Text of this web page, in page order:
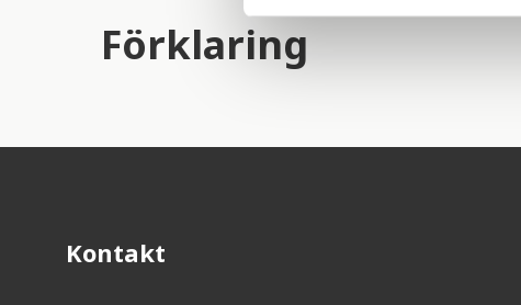
e
l
e
Förklaring
Kontakt